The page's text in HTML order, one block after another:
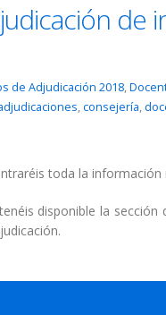
de
de Adjudicación 2018,
,consejería,
toda la
disponible la sección